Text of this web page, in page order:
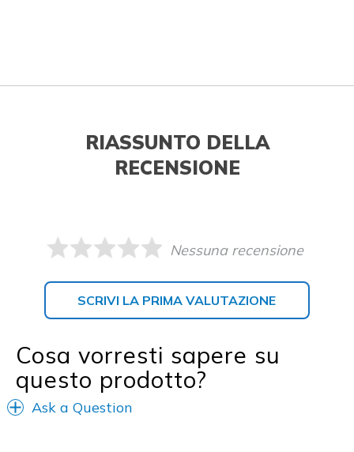
RIASSUNTO DELLA
RECENSIONE
Nessuna recensione
SCRIVI LA PRIMA VALUTAZIONE
Cosa vorresti sapere su
questo prodotto?
Ask a Question